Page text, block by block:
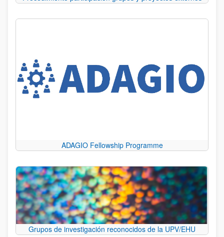
ADAGIO Fellowship Programme
Grupos de investigación reconocidos de la UPV/EHU